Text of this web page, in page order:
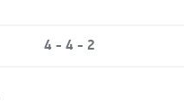
4 - 4 - 2